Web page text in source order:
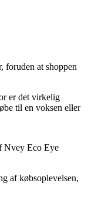
foruden at shoppen
er det virkelig
til en voksen eller
Nvey Eco Eye
af købsoplevelsen,